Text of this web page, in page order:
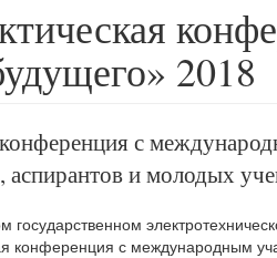
2018
с
аспирантов и молодых
государственном
конференция с международным